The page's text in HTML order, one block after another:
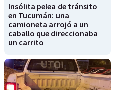
Insólita pelea de tránsito
en Tucumán: una
camioneta arrojó a un
caballo que direccionaba
un carrito